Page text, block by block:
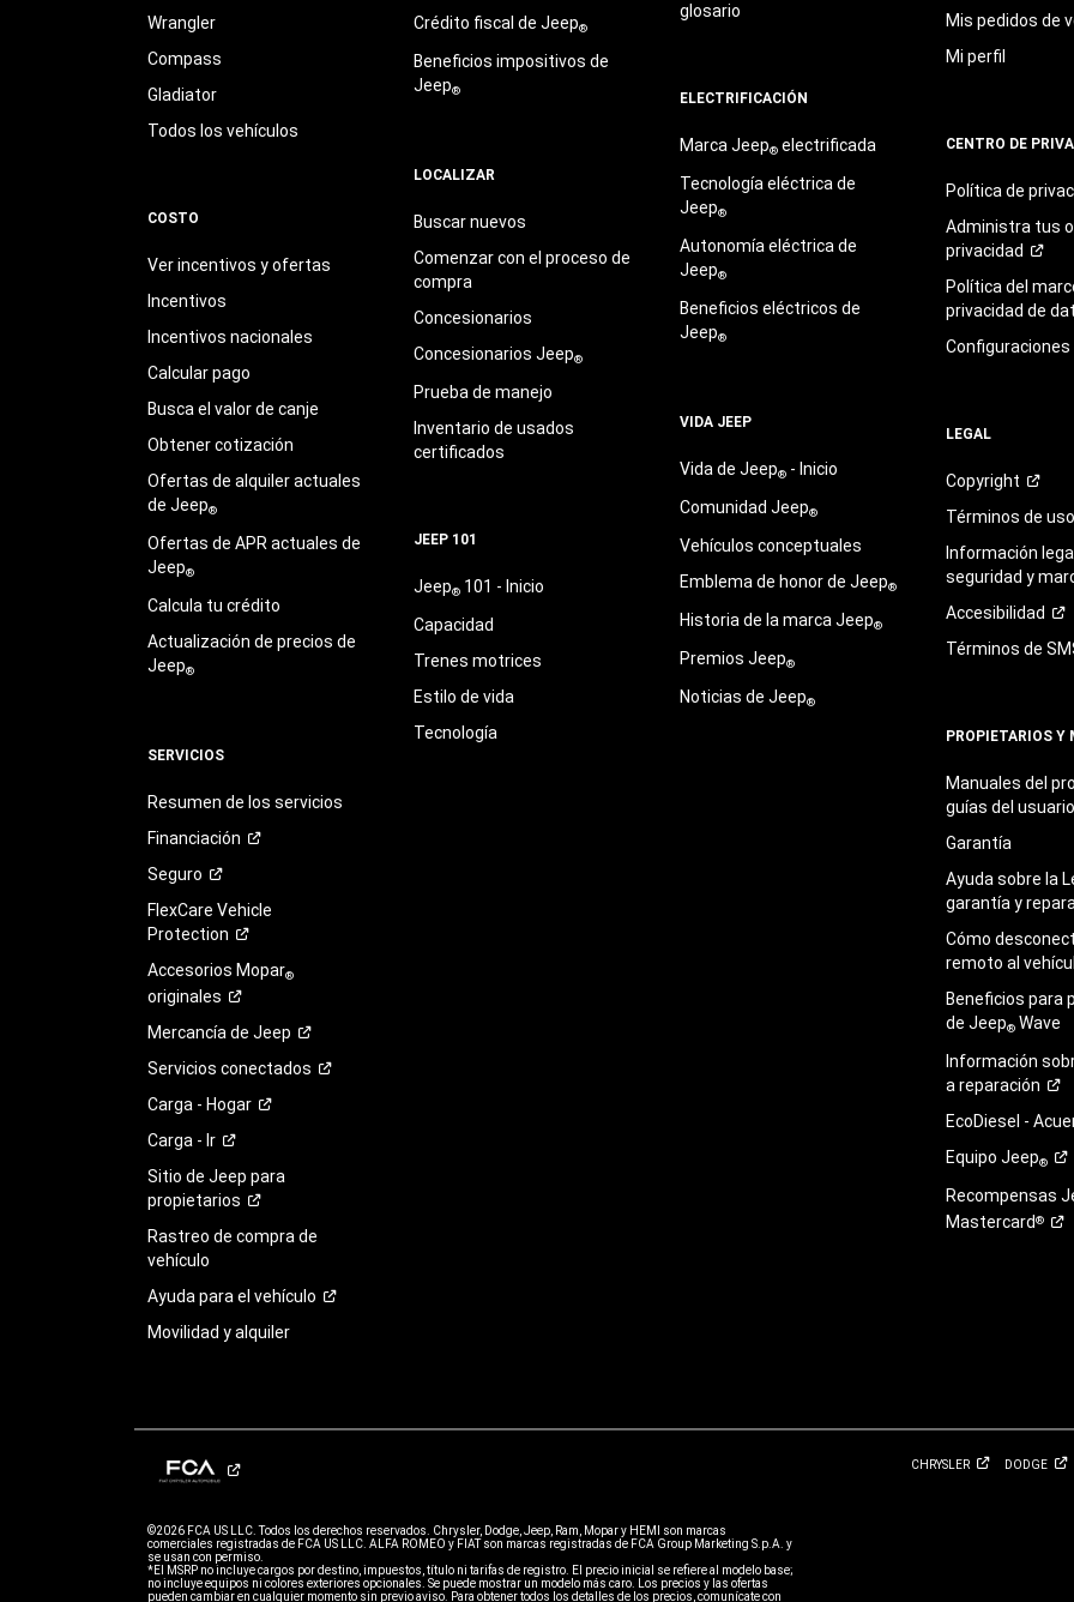
Wrangler
Compass
Gladiator
Todos los vehículos
COSTO
Ver incentivos y ofertas
Incentivos
Incentivos nacionales
Calcular pago
Busca el valor de canje
Obtener cotización
Ofertas de alquiler actuales
de Jeep®
Ofertas de APR actuales de
Jeep®
Calcula tu crédito
Actualización de precios de
Jeep®
SERVICIOS
Resumen de los servicios
Financiación
Seguro
FlexCare Vehicle
Protection
Accesorios Mopar®
originales
Mercancía de Jeep
Servicios conectados
Carga - Hogar
Carga - Ir
Sitio de Jeep para
propietarios
Rastreo de compra de
vehículo
Ayuda para el vehículo
Movilidad y alquiler
Crédito fiscal de Jeep®
Beneficios impositivos de
Jeep®
LOCALIZAR
Buscar nuevos
Comenzar con el proceso de
compra
Concesionarios
Concesionarios Jeep®
Prueba de manejo
Inventario de usados
certificados
JEEP 101
Jeep®101 - Inicio
Capacidad
Trenes motrices
Estilo de vida
Tecnología
glosario
ELECTRIFICACIÓN
Marca Jeep®electrificada
Tecnología eléctrica de
Jeep®
Autonomía eléctrica de
Jeep®
Beneficios eléctricos de
Jeep®
VIDA JEEP
Vida de Jeep®- Inicio
Comunidad Jeep®
Vehículos conceptuales
Emblema de honor de Jeep®
Historia de la marca Jeep®
Premios Jeep®
Noticias de Jeep®
Mis pedidos de
Mi perfil
CENTRO DE
Política de
Administra tus
privacidad
Política del
privacidad de
Configuraciones
LEGAL
Copyright
Términos deuso
Información
seguridad y
Accesibilidad
Términos de
PROPIETARIOS Y
Manuales del
guías delusuario
Garantía
Ayuda sobre la
garantía y
Cómo
remoto al
Beneficios para
de Jeep® Wave
Información
areparación
EcoDiesel -
Equipo Jeep®
Recompensas
Mastercard®
CHRYSLER DODGE
©2026 FCA US LLC. Todos los derechos reservados. Chrysler, Dodge, Jeep, Ram, Mopar y HEMI son marcas
comerciales registradas de FCA US LLC. ALFA ROMEO y FIAT son marcas registradas de FCA Group Marketing S.p.A. y
se usan con permiso.
*El MSRP no incluye cargos por destino, impuestos, título ni tarifas de registro. El precio inicial se refiere al modelo base;
no incluye equipos ni colores exteriores opcionales. Se puede mostrar un modelo más caro. Los precios y las ofertas
pueden cambiar en cualquier momento sin previo aviso. Para obtener todos los detalles de los precios, comunícate con